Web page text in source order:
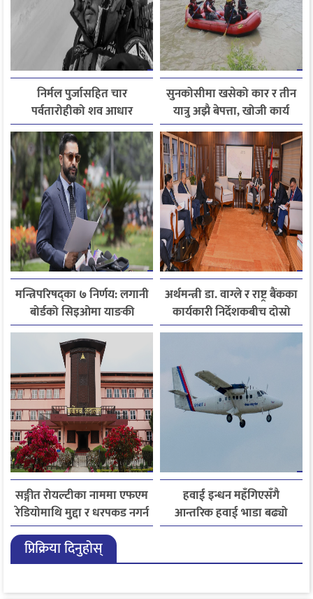
निर्मल पुर्जासहित चार
पर्वतारोहीको शव आधार
शिविरमा ल्याइयो, तीन अझै
बेपत्ता
सुनकोसीमा खसेको कार र तीन
यात्रु अझै बेपत्ता, खोजी कार्य
जारी
मन्त्रिपरिषद्का ७ निर्णय: लगानी
बोर्डको सिइओमा याङकी
उक्याव नियुक्त
अर्थमन्त्री डा. वाग्ले र राष्ट्र बैंकका
कार्यकारी निर्देशकबीच दोस्रो
चरणको छलफल
सङ्गीत रोयल्टीका नाममा एफएम
रेडियोमाथि मुद्दा र धरपकड नगर्न
सर्वोच्चको आदेश
हवाई इन्धन महँगिएसँगै
आन्तरिक हवाई भाडा बढ्यो
प्रिक्रिया दिनुहोस्